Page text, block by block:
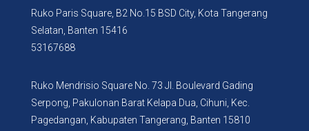
Ruko Paris Square, B2 No.15 BSD City, Kota Tangerang
Selatan, Banten 15416
53167688
Ruko Mendrisio Square No. 73 Jl. Boulevard Gading
Serpong, Pakulonan Barat Kelapa Dua, Cihuni, Kec.
Pagedangan, Kabupaten Tangerang, Banten 15810